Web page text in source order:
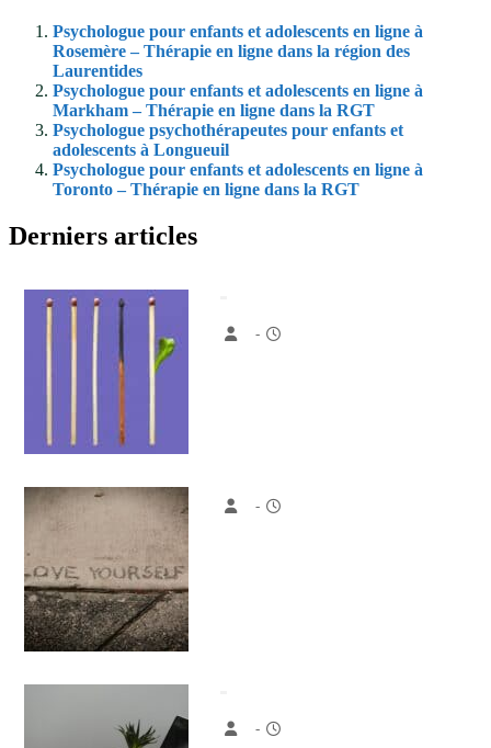
Psychologue pour enfants et adolescents en ligne à
Rosemère – Thérapie en ligne dans la région des
Laurentides
Psychologue pour enfants et adolescents en ligne à
Markham – Thérapie en ligne dans la RGT
Psychologue psychothérapeutes pour enfants et
adolescents à Longueuil
Psychologue pour enfants et adolescents en ligne à
Toronto – Thérapie en ligne dans la RGT
Derniers articles
-
-
-